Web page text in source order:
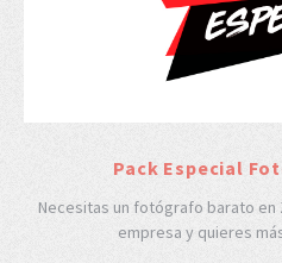
Pack Especial
Necesitas un fotógrafo barato
empresa y quieres